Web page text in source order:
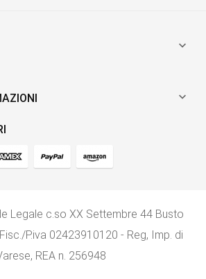


Legale c.so XX Settembre 44 Busto
P.iva 02423910120 - Reg, Imp. di
REA n. 256948